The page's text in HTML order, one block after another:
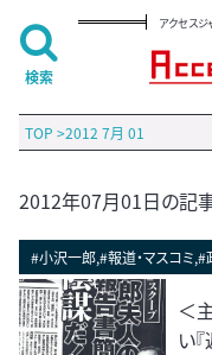
アクセス
TOP >2012 7月 01
2012年07月01日の記
#小沢一郎,#報道・マスコミ
＜
い
検索